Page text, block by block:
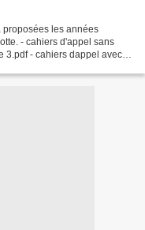
proposées les années